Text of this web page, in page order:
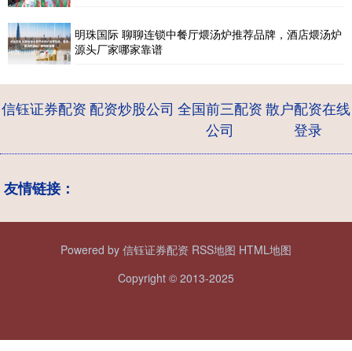
明珠国际 聊聊连锁中餐厅煨汤炉推荐品牌，酒店煨汤炉
源头厂家哪家靠谱
信钰证券配资配资炒股公司 全国前三配资
公司
散户配资在线
登录
友情链接：
Powered by 信钰证券配资 RSS地图 HTML地图
Copyright © 2013-2025